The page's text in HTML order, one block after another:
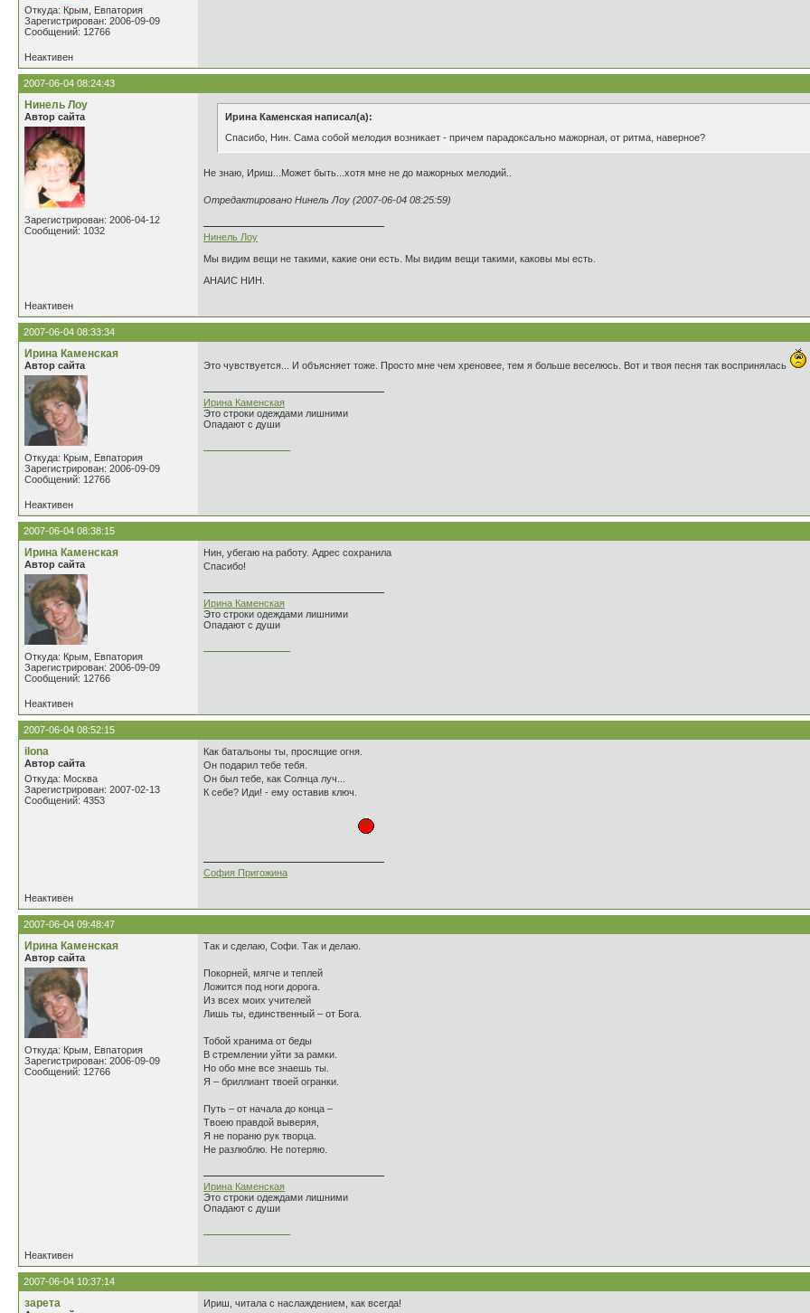
Откуда: Крым, Евпатория
Зарегистрирован: 2006-09-09
Сообщений: 12766
Неактивен
2007-06-04 08:24:43
Нинель Лоу
Автор сайта
Зарегистрирован: 2006-04-12
Сообщений: 1032
Ирина Каменская написал(а):
Спасибо, Нин. Сама собой мелодия возникает - причем парадоксально мажорная, от ритма, наверное?
Не знаю, Ириш...Может быть...хотя мне не до мажорных мелодий..
Отредактировано Нинель Лоу (2007-06-04 08:25:59)
Нинель Лоу
Мы видим вещи не такими, какие они есть. Мы видим вещи такими, каковы мы есть.
АНАИС НИН.
Неактивен
2007-06-04 08:33:34
Ирина Каменская
Автор сайта
Откуда: Крым, Евпатория
Зарегистрирован: 2006-09-09
Сообщений: 12766
Это чувствуется... И объясняет тоже. Просто мне чем хреновее, тем я больше веселюсь. Вот и твоя песня так воспринялась
Ирина Каменская
Это строки одеждами лишними
Опадают с души
Неактивен
2007-06-04 08:38:15
Ирина Каменская
Автор сайта
Откуда: Крым, Евпатория
Зарегистрирован: 2006-09-09
Сообщений: 12766
Нин, убегаю на работу. Адрес сохранила
Спасибо!
Ирина Каменская
Это строки одеждами лишними
Опадают с души
Неактивен
2007-06-04 08:52:15
ilona
Автор сайта
Откуда: Москва
Зарегистрирован: 2007-02-13
Сообщений: 4353
Как батальоны ты, просящие огня.
Он подарил тебе тебя.
Он был тебе, как Солнца луч...
К себе? Иди! - ему оставив ключ.
София Пригожина
Неактивен
2007-06-04 09:48:47
Ирина Каменская
Автор сайта
Откуда: Крым, Евпатория
Зарегистрирован: 2006-09-09
Сообщений: 12766
Так и сделаю, Софи. Так и делаю.
Покорней, мягче и теплей
Ложится под ноги дорога.
Из всех моих учителей
Лишь ты, единственный – от Бога.
Тобой хранима от беды
В стремлении уйти за рамки.
Но обо мне все знаешь ты.
Я – бриллиант твоей огранки.
Путь – от начала до конца –
Твоею правдой выверяя,
Я не пораню рук творца.
Не разлюблю. Не потеряю.
Ирина Каменская
Это строки одеждами лишними
Опадают с души
Неактивен
2007-06-04 10:37:14
зарета
Ириш, читала с наслаждением, как всегда!